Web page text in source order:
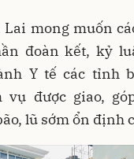
mong muốn
đoàn kết, kỷ
Y tế các tỉnh
vụ được giao,
lũ sớm ổn định